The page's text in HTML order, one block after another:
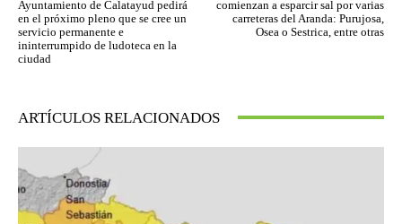
Ayuntamiento de Calatayud pedirá
en el próximo pleno que se cree un
servicio permanente e
ininterrumpido de ludoteca en la
ciudad
comienzan a esparcir sal por varias
carreteras del Aranda: Purujosa,
Osea o Sestrica, entre otras
ARTÍCULOS RELACIONADOS